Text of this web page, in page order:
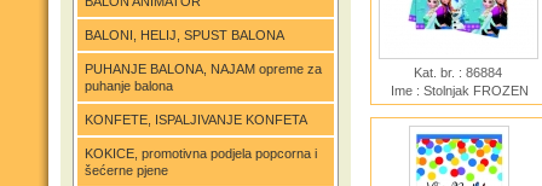
BALONI, HELIJ, SPUST BALONA
PUHANJE BALONA, NAJAM opreme za
puhanje balona
KONFETE, ISPALJIVANJE KONFETA
KOKICE, promotivna podjela popcorna i
šećerne pjene
Kat. br. : 86884
Ime : Stolnjak FROZEN
NORTHERN LIGHT
120x180 plastični